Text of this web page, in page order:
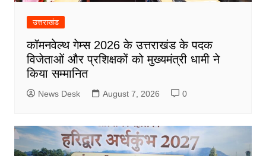
उत्तराखंड
कॉमनवेल्थ गेम्स 2026 के उत्तराखंड के पदक
विजेताओं और प्रशिक्षकों को मुख्यमंत्री धामी ने
किया सम्मानित
News Desk August 7, 2026 0